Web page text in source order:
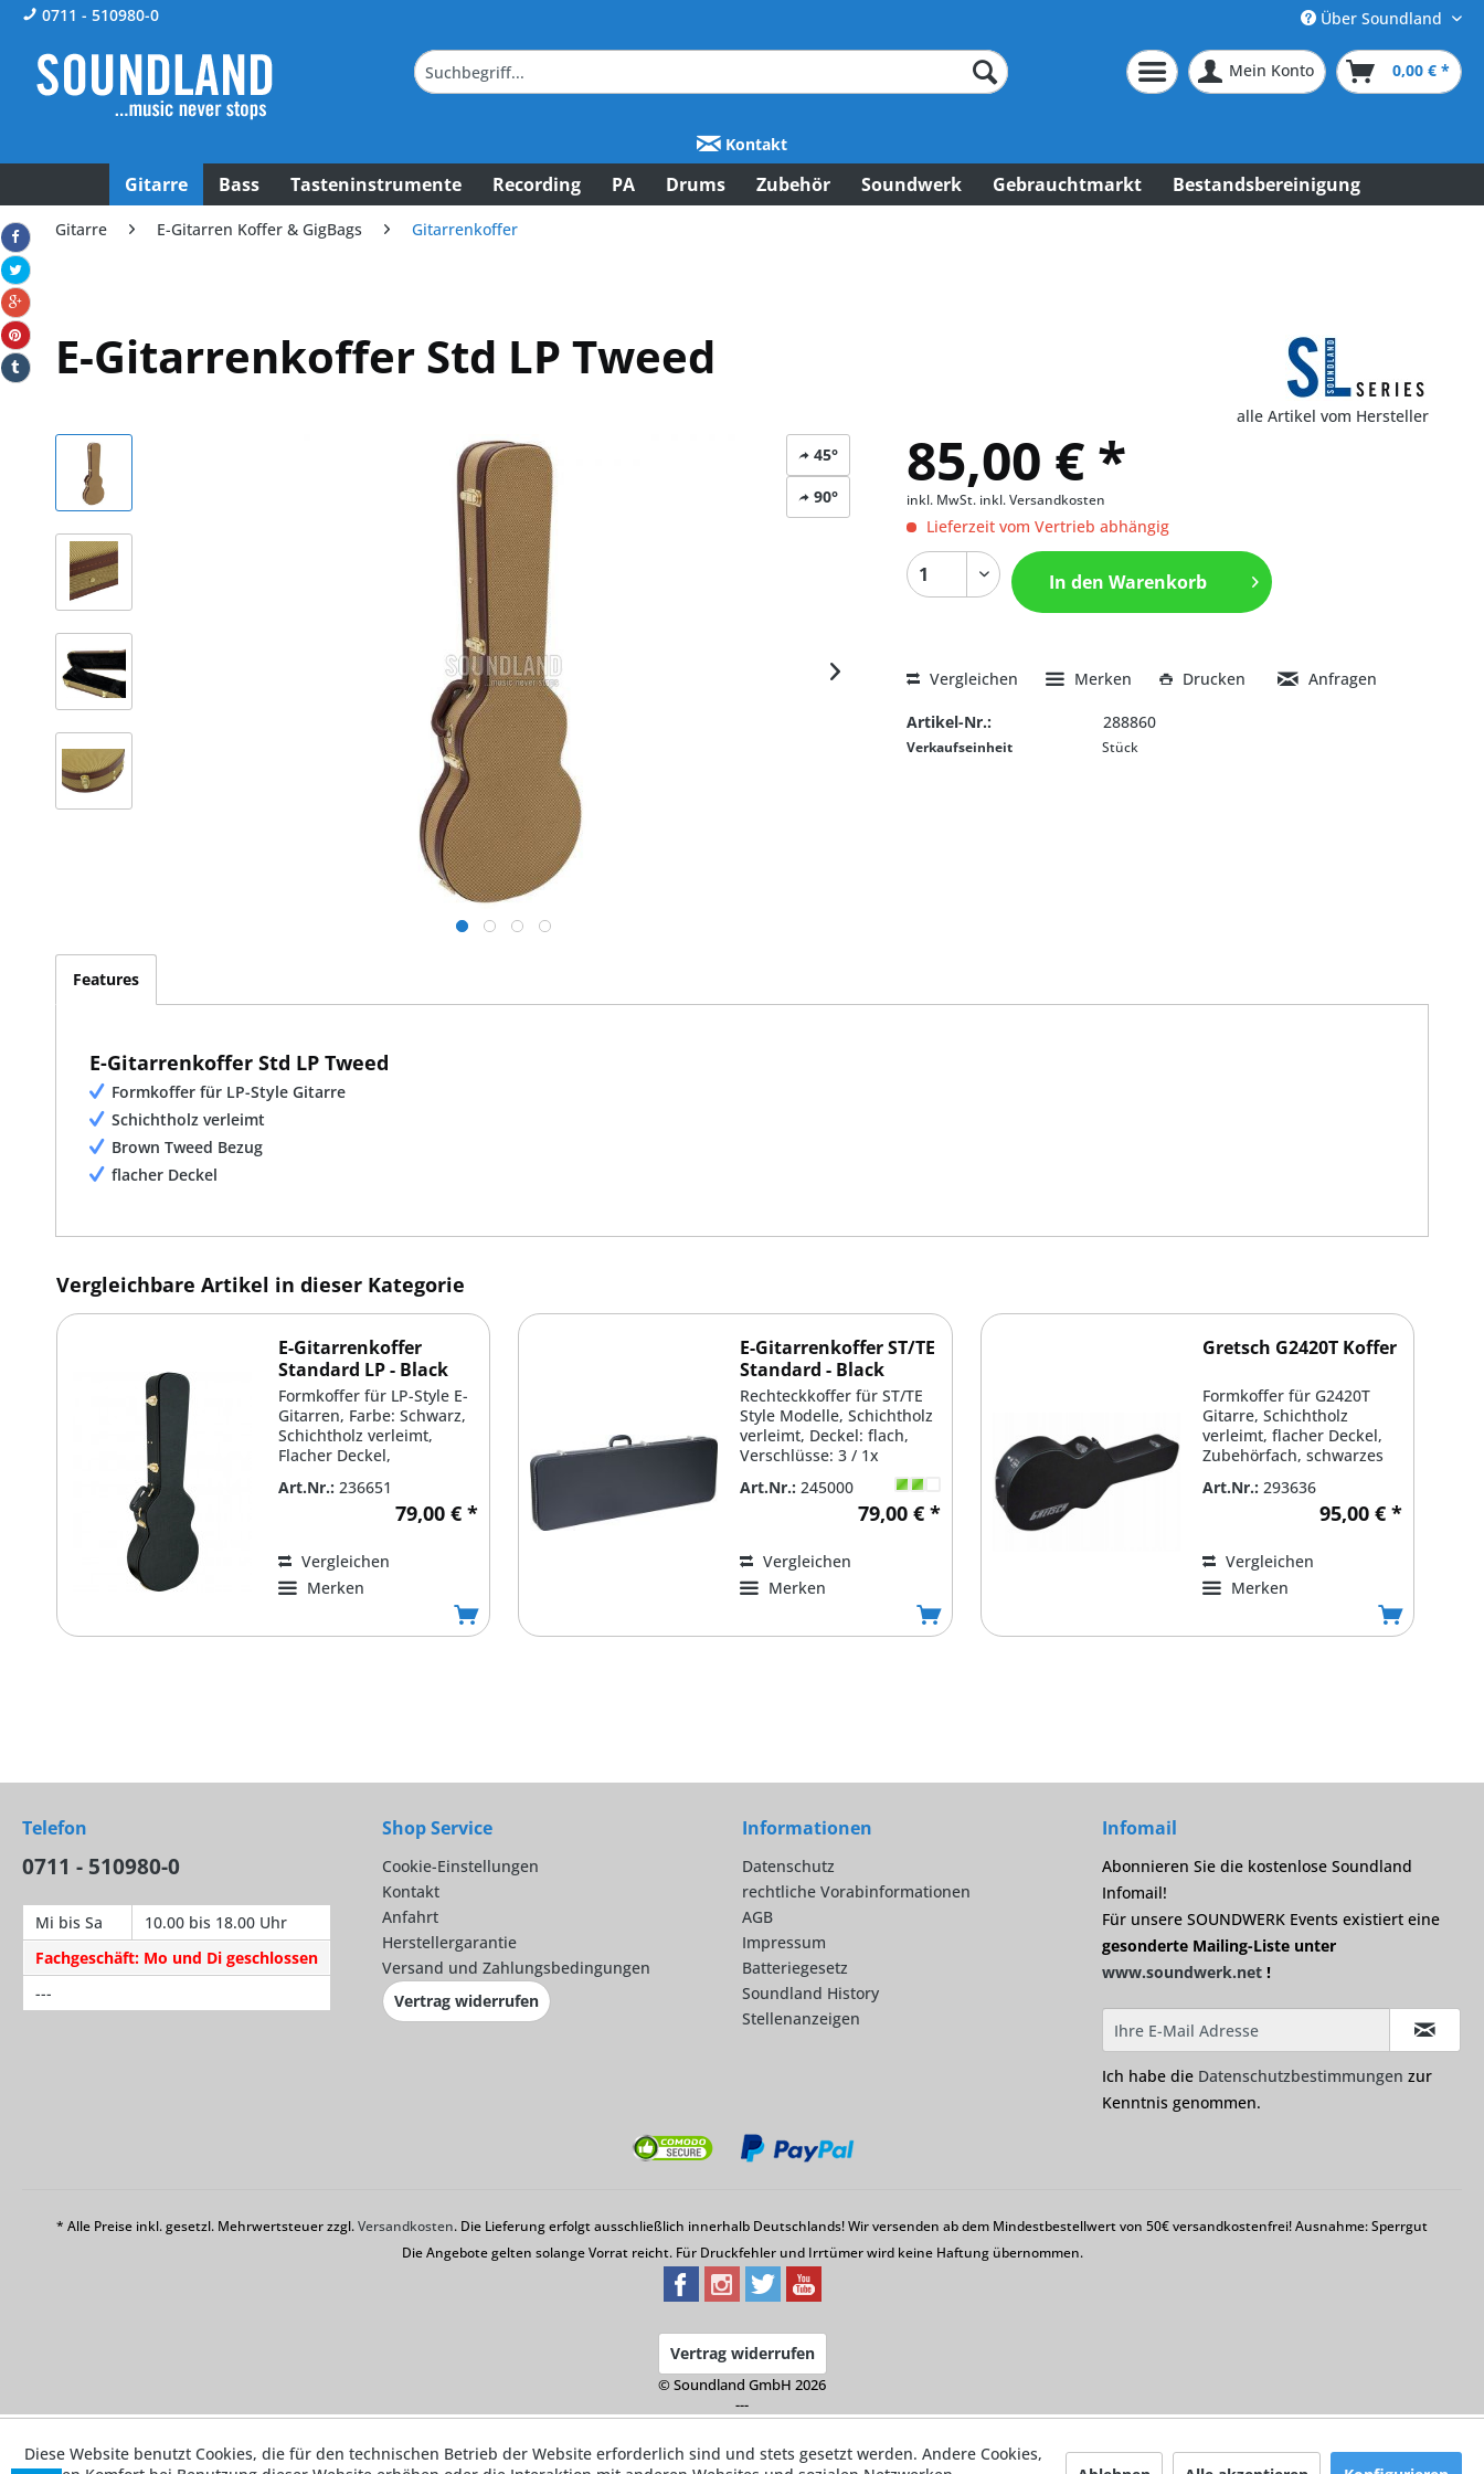
0711 - 510980-0 Über Soundland
Mein Konto 0,00 € *
Kontakt
Gitarre Bass Tasteninstrumente Recording PA Drums Zubehör Soundwerk Gebrauchtmarkt Bestandsbereinigung
Gitarre E-Gitarren Koffer & GigBags Gitarrenkoffer
E-Gitarrenkoffer Std LP Tweed
alle Artikel vom Hersteller
45°
90°
85,00 € *
inkl. MwSt. inkl. Versandkosten
Lieferzeit vom Vertrieb abhängig
In den Warenkorb
Vergleichen Merken Drucken Anfragen
Artikel-Nr.: 288860
Verkaufseinheit Stück
Features
E-Gitarrenkoffer Std LP Tweed
Formkoffer für LP-Style Gitarre
Schichtholz verleimt
Brown Tweed Bezug
flacher Deckel
Vergleichbare Artikel in dieser Kategorie
E-Gitarrenkoffer
Standard LP - Black
Formkoffer für LP-Style E-
Gitarren, Farbe: Schwarz,
Schichtholz verleimt,
Flacher Deckel,
Art.Nr.: 236651
79,00 € *
Vergleichen
Merken
E-Gitarrenkoffer ST/TE
Standard - Black
Rechteckkoffer für ST/TE
Style Modelle, Schichtholz
verleimt, Deckel: flach,
Verschlüsse: 3 / 1x
Art.Nr.: 245000
79,00 € *
Vergleichen
Merken
Gretsch G2420T Koffer
Formkoffer für G2420T
Gitarre, Schichtholz
verleimt, flacher Deckel,
Zubehörfach, schwarzes
Innenfutter,chrom...
Art.Nr.: 293636
95,00 € *
Vergleichen
Merken
Telefon
0711 - 510980-0
Mi bis Sa
10.00 bis 18.00 Uhr
Fachgeschäft: Mo und Di geschlossen
---
Shop Service
Cookie-Einstellungen
Kontakt
Anfahrt
Herstellergarantie
Versand und Zahlungsbedingungen
Vertrag widerrufen
Informationen
Datenschutz
rechtliche Vorabinformationen
AGB
Impressum
Batteriegesetz
Soundland History
Stellenanzeigen
Infomail
Abonnieren Sie die kostenlose Soundland
Infomail!
Für unsere SOUNDWERK Events existiert eine
gesonderte Mailing-Liste unter
www.soundwerk.net !
Ich habe die Datenschutzbestimmungen zur
Kenntnis genommen.
* Alle Preise inkl. gesetzl. Mehrwertsteuer zzgl.Versandkosten. Die Lieferung erfolgt ausschließlich innerhalb Deutschlands! Wir versenden ab dem Mindestbestellwert von 50€ versandkostenfrei! Ausnahme: Sperrgut
Die Angebote gelten solange Vorrat reicht. Für Druckfehler und Irrtümer wird keine Haftung übernommen.
Vertrag widerrufen
© Soundland GmbH 2026
---
Diese Website benutzt Cookies, die für den technischen Betrieb der Website erforderlich sind und stets gesetzt werden. Andere Cookies,